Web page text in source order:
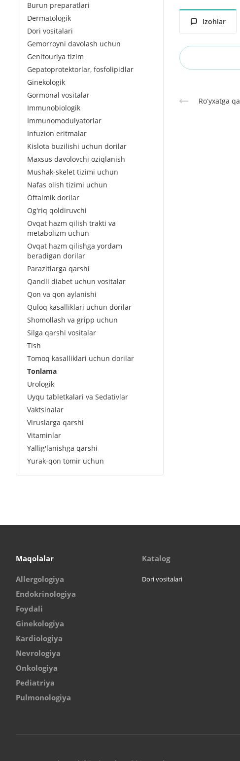
Izohlar
Roʻyxatga
Burun preparatlari
Dermatologik
Dori vositalari
Gemorroyni davolash uchun
Genitouriya tizim
Gepatoprotektorlar, fosfolipidlar
Ginekologik
Gormonal vositalar
Immunobiologik
Immunomodulyatorlar
Infuzion eritmalar
Kislota buzilishi uchun dorilar
Maxsus davolovchi oziqlanish
Mushak-skelet tizimi uchun
Nafas olish tizimi uchun
Oftalmik dorilar
Og'riq qoldiruvchi
Ovqat hazm qilish trakti va
metabolizm uchun
Ovqat hazm qilishga yordam
beradigan dorilar
Parazitlarga qarshi
Qandli diabet uchun vositalar
Qon va qon aylanishi
Quloq kasalliklari uchun dorilar
Shomollash va gripp uchun
Silga qarshi vositalar
Tish
Tomoq kasalliklari uchun dorilar
Tonlama
Urologik
Uyqu tabletkalari va Sedativlar
Vaktsinalar
Viruslarga qarshi
Vitaminlar
Yallig'lanishga qarshi
Yurak-qon tomir uchun
Maqolalar
Allergologiya
Endokrinologiya
Foydali
Ginekologiya
Kardiologiya
Nevrologiya
Onkologiya
Pediatriya
Pulmonologiya
Katalog
Dori vositalari